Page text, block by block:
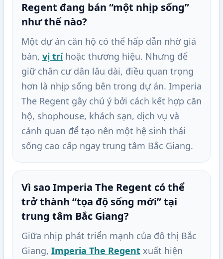
Regent đang bán “một nhịp sống”
như thế nào?
Một dự án căn hộ có thể hấp dẫn nhờ giá
bán, vị tríhoặc thương hiệu. Nhưng để
giữ chân cư dân lâu dài, điều quan trọng
hơn là nhịp sống bên trong dự án. Imperia
The Regent gây chú ý bởi cách kết hợp căn
hộ, shophouse, khách sạn, dịch vụ và
cảnh quan để tạo nên một hệ sinh thái
sống cao cấp ngay trung tâm Bắc Giang.
Vì sao Imperia The Regent có thể
trở thành “tọa độ sống mới” tại
trung tâm Bắc Giang?
Giữa nhịp phát triển mạnh của đô thị Bắc
Giang, Imperia The Regent xuất hiện